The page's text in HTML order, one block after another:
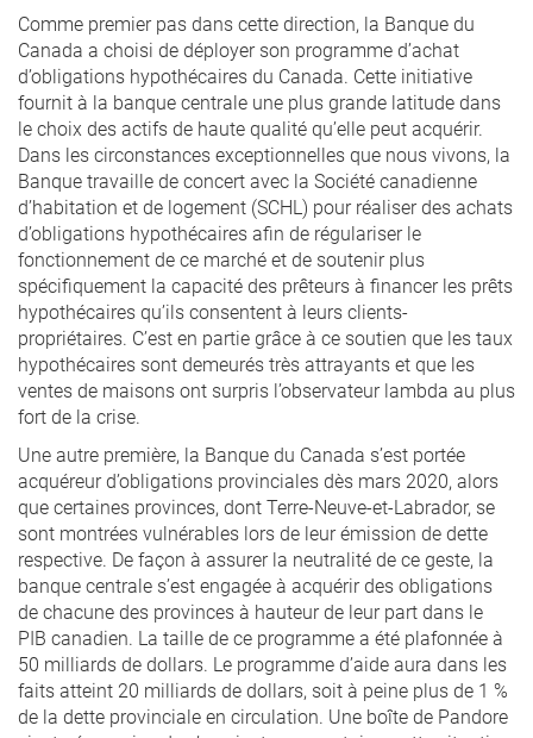
Comme premier pas dans cette direction, la Banque du
Canada a choisi de déployer son programme d’achat
d’obligations hypothécaires du Canada. Cette initiative
fournit à la banque centrale une plus grande latitude dans
le choix des actifs de haute qualité qu’elle peut acquérir.
Dans les circonstances exceptionnelles que nous vivons, la
Banque travaille de concert avec la Société canadienne
d’habitation et de logement (SCHL) pour réaliser des achats
d’obligations hypothécaires afin de régulariser le
fonctionnement de ce marché et de soutenir plus
spécifiquement la capacité des prêteurs à financer les prêts
hypothécaires qu’ils consentent à leurs clients-
propriétaires. C’est en partie grâce à ce soutien que les taux
hypothécaires sont demeurés très attrayants et que les
ventes de maisons ont surpris l’observateur lambda au plus
fort de la crise.
Une autre première, la Banque du Canada s’est portée
acquéreur d’obligations provinciales dès mars 2020, alors
que certaines provinces, dont Terre-Neuve-et-Labrador, se
sont montrées vulnérables lors de leur émission de dette
respective. De façon à assurer la neutralité de ce geste, la
banque centrale s’est engagée à acquérir des obligations
de chacune des provinces à hauteur de leur part dans le
PIB canadien. La taille de ce programme a été plafonnée à
50 milliards de dollars. Le programme d’aide aura dans les
faits atteint 20 milliards de dollars, soit à peine plus de 1 %
de la dette provinciale en circulation. Une boîte de Pandore